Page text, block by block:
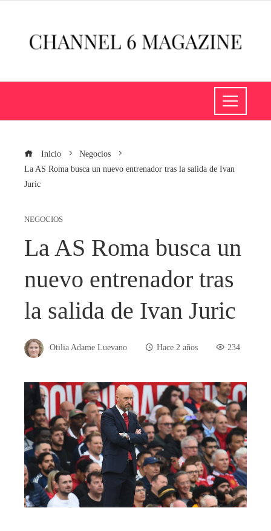
Inicio
Negocios
La AS Roma busca un nuevo entrenador tras la salida de Ivan
Juric
NEGOCIOS
La AS Roma busca un
nuevo entrenador tras
la salida de Ivan Juric
Otilia Adame Luevano Hace 2 años 234